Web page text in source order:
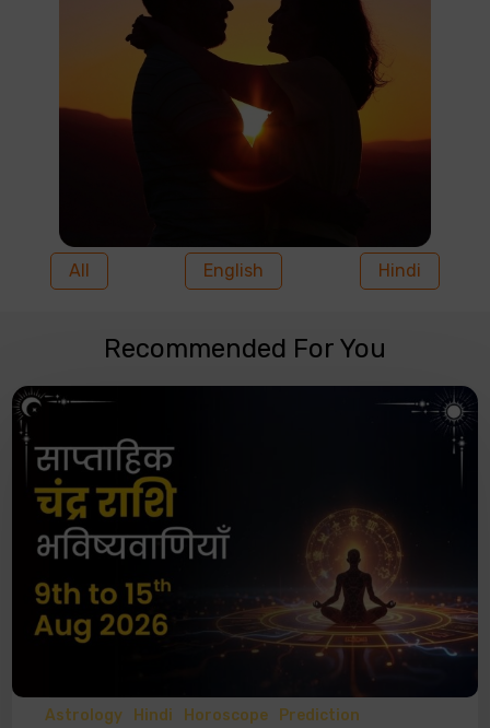
All English Hindi
Recommended For You
Astrology Hindi Horoscope Prediction